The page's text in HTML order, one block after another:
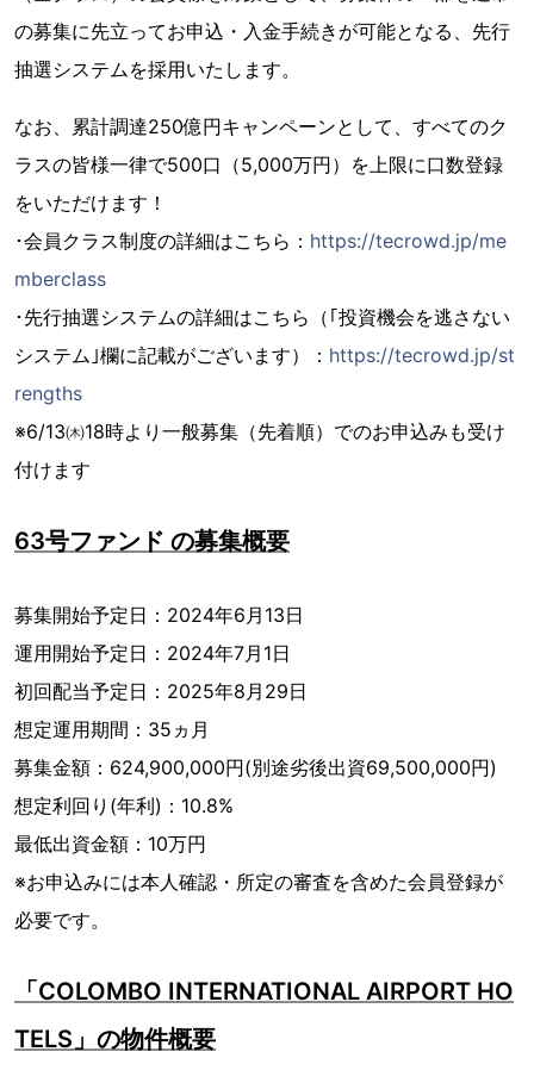
の募集に先立ってお申込・入金手続きが可能となる、先行
抽選システムを採用いたします。
なお、累計調達250億円キャンペーンとして、すべてのク
ラスの皆様一律で500口（5,000万円）を上限に口数登録
をいただけます！
･会員クラス制度の詳細はこちら： https://tecrowd.jp/me
mberclass
･先行抽選システムの詳細はこちら（｢投資機会を逃さない
システム｣欄に記載がございます）： https://tecrowd.jp/st
rengths
※6/13㈭18時より一般募集（先着順）でのお申込みも受け
付けます
63号ファンド の募集概要
募集開始予定日：2024年6月13日
運用開始予定日：2024年7月1日
初回配当予定日：2025年8月29日
想定運用期間：35ヵ月
募集金額：624,900,000円(別途劣後出資69,500,000円)
想定利回り(年利)：10.8%
最低出資金額：10万円
※お申込みには本人確認・所定の審査を含めた会員登録が
必要です。
「COLOMBO INTERNATIONAL AIRPORT HO
TELS」の物件概要